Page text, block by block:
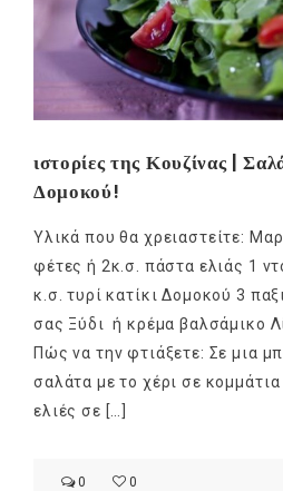
ιστορίες της Κουζίνας |
Δομοκού!
Υλικά που θα χρειαστείτε:
φέτες ή 2κ.σ. πάστα ελιάς 1
κ.σ. τυρί κατίκι Δομοκού 3
σας Ξύδι ή κρέμα βαλσάμικο
Πώς να την φτιάξετε: Σε μια
σαλάτα με το χέρι σε κομμάτια
ελιές σε […]
0
0